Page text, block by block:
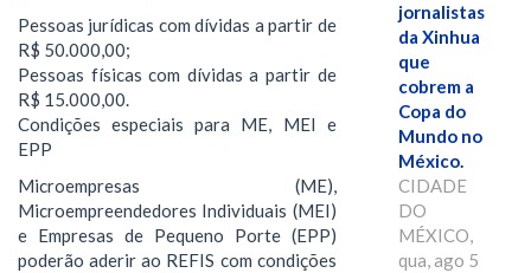
Pessoas jurídicas com dívidas a partir de
R$ 50.000,00;
Pessoas físicas com dívidas a partir de
R$ 15.000,00.
Condições especiais para ME, MEI e
EPP
Microempresas (ME),
Microempreendedores Individuais (MEI)
e Empresas de Pequeno Porte (EPP)
poderão aderir ao REFIS com condições
jornalistas
da Xinhua
que
cobrem a
Copa do
Mundo no
México.
CIDADE
DO
MÉXICO,
qua, ago 5